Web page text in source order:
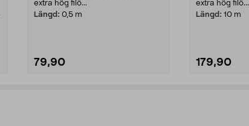
extra hög filö...
Längd: 0,5 m
79,90
extra hög filö...
Längd: 10 m
179,90